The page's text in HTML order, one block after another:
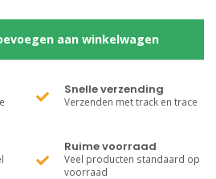
aan winkelwagen
Snelle verzending
Verzenden met track en trace
Ruime voorraad
Veel producten standaard op
voorraad